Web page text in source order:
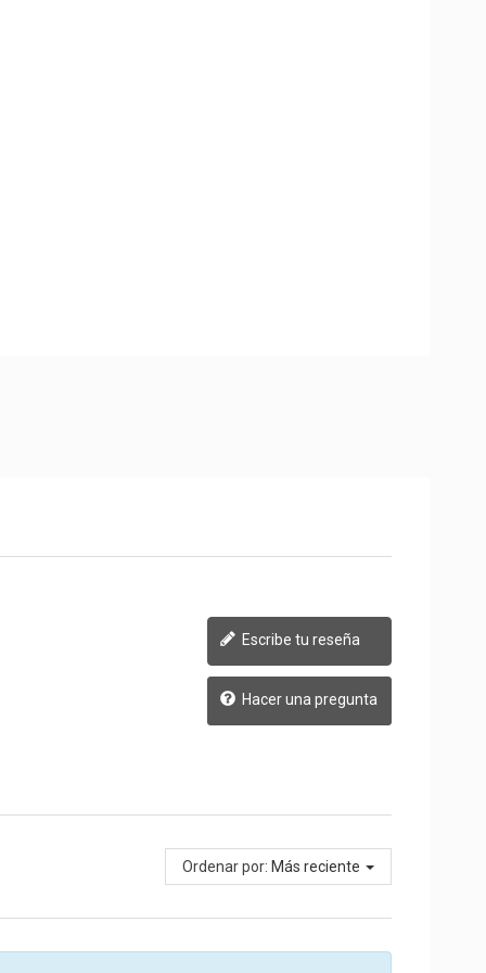
Escribe tu reseña
Hacer una pregunta
Ordenar por: Más reciente